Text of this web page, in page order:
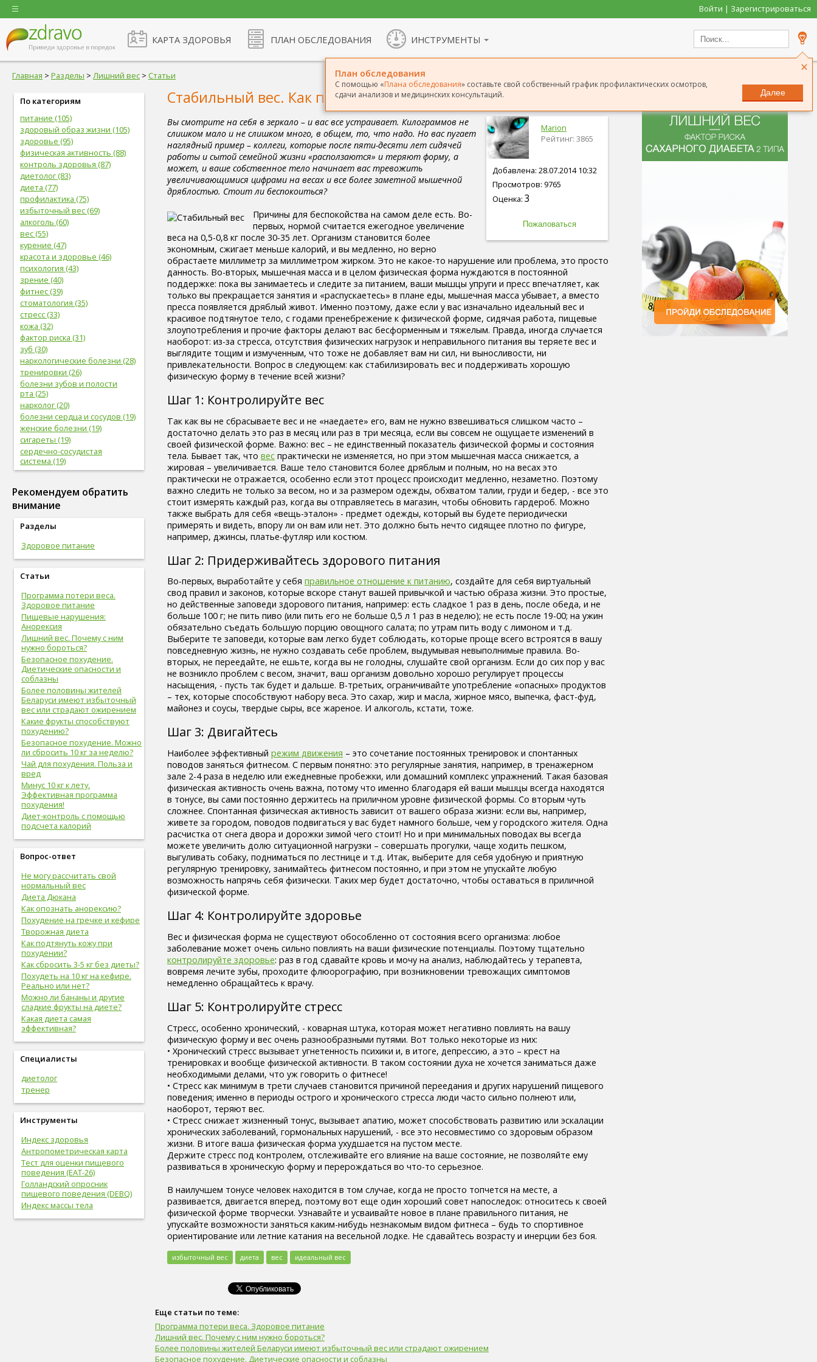
Войти | Зарегистрироваться
КАРТА ЗДОРОВЬЯ ПЛАН ОБСЛЕДОВАНИЯ ИНСТРУМЕНТЫ
×
План обследования
С помощью «Плана обследования» составьте свой собственный график профилактических осмотров,
сдачи анализов и медицинских консультаций.
Далее
Главная > Разделы > Лишний вес > Статьи
По категориям
питание (105)
здоровый образ жизни (105)
здоровье (95)
физическая активность (88)
контроль здоровья (87)
диетолог (83)
диета (77)
профилактика (75)
избыточный вес (69)
алкоголь (60)
вес (55)
курение (47)
красота и здоровье (46)
психология (43)
зрение (40)
фитнес (39)
стоматология (35)
стресс (33)
кожа (32)
фактор риска (31)
зуб (30)
наркологические болезни (28)
тренировки (26)
болезни зубов и полости
рта (25)
нарколог (20)
болезни сердца и сосудов (19)
женские болезни (19)
сигареты (19)
сердечно-сосудистая
система (19)
женское здоровье (18)
спорт (17)
женская половая система (17)
лабораторные
здоровые привычки (16)
волосы (15)
витамины (14)
алкоголизм (13)
центральная нервная
система (13)
онкологические болезни (12)
инструментальное
исследование (11)
идеальный вес (11)
упражнения (11)
овощи (11)
мужская половая система (10)
психолог (10)
психотерапевт (10)
стоматолог (9)
психотерапия (9)
болезни молочных желез (9)
молочная железа (9)
пищеварительная система (9)
фрукты (9)
спорт в большом городе (9)
дыхательная система (8)
вредные привычки (8)
беременность (8)
система (8)
болезни желудочно-кишечного
тракта (8)
болезни опорно-двигательной
системы, травмы (8)
инфекционные болезни (8)
болезни органов дыхания (7)
урологические болезни (7)
мужские болезни (7)
антропометрия (7)
рот (7)
очки (7)
отбеливание зубов (7)
эндокринная система (7)
потенция (7)
депрессия (7)
прививки (6)
скрининг (6)
легкие (6)
сахар (6)
сигара (6)
лабораторный показатель (6)
первая помощь (6)
вегетарианство (6)
психические болезни (6)
онколог (5)
офтальмолог (5)
лечение (5)
закаливание (5)
Рекомендуем обратить
внимание
Разделы
Здоровое питание
Статьи
Программа потери веса.
Здоровое питание
Пищевые нарушения:
Анорексия
Лишний вес. Почему с ним
нужно бороться?
Безопасное похудение.
Диетические опасности и
соблазны
Более половины жителей
Беларуси имеют избыточный
вес или страдают ожирением
Какие фрукты способствуют
похудению?
Безопасное похудение. Можно
ли сбросить 10 кг за неделю?
Чай для похудения. Польза и
вред
Минус 10 кг к лету.
Эффективная программа
похудения!
Диет-контроль с помощью
подсчета калорий
Вопрос-ответ
Не могу рассчитать свой
нормальный вес
Диета Дюкана
Как опознать анорексию?
Похудение на гречке и кефире
Творожная диета
Как подтянуть кожу при
похудении?
Как сбросить 3-5 кг без диеты?
Похудеть на 10 кг на кефире.
Реально или нет?
Можно ли бананы и другие
сладкие фрукты на диете?
Какая диета самая
эффективная?
Специалисты
диетолог
тренер
Инструменты
Индекс здоровья
Антропометрическая карта
Тест для оценки пищевого
поведения (EAT-26)
Голландский опросник
пищевого поведения (DEBQ)
Индекс массы тела
Стабильный вес. Как поддерживать его в течение всей жизни?
Marion
Рейтинг: 3865
Добавлена: 28.07.2014 10:32
Просмотров: 9765
Оценка: 3
Вы смотрите на себя в зеркало – и вас все устраивает. Килограммов не
слишком мало и не слишком много, в общем, то, что надо. Но вас пугает
наглядный пример – коллеги, которые после пяти-десяти лет сидячей
работы и сытой семейной жизни «расползаются» и теряют форму, а
может, и ваше собственное тело начинает вас тревожить
увеличивающимися цифрами на весах и все более заметной мышечной
дряблостью. Стоит ли беспокоиться?
Причины для беспокойства на самом деле есть. Во-
первых, нормой считается ежегодное увеличение
веса на 0,5-0,8 кг после 30-35 лет. Организм становится более
экономным, сжигает меньше калорий, и вы медленно, но верно
обрастаете миллиметр за миллиметром жирком. Это не какое-то нарушение или проблема, это просто
данность. Во-вторых, мышечная масса и в целом физическая форма нуждаются в постоянной
поддержке: пока вы занимаетесь и следите за питанием, ваши мышцы упруги и пресс впечатляет, как
только вы прекращается занятия и «распускаетесь» в плане еды, мышечная масса убывает, а вместо
пресса появляется дряблый живот. Именно поэтому, даже если у вас изначально идеальный вес и
красивое подтянутое тело, с годами пренебрежение к физической форме, сидячая работа, пищевые
злоупотребления и прочие факторы делают вас бесформенным и тяжелым. Правда, иногда случается
наоборот: из-за стресса, отсутствия физических нагрузок и неправильного питания вы теряете вес и
выглядите тощим и измученным, что тоже не добавляет вам ни сил, ни выносливости, ни
привлекательности. Вопрос в следующем: как стабилизировать вес и поддерживать хорошую
физическую форму в течение всей жизни?
Шаг 1: Контролируйте вес
Так как вы не сбрасываете вес и не «наедаете» его, вам не нужно взвешиваться слишком часто –
достаточно делать это раз в месяц или раз в три месяца, если вы совсем не ощущаете изменений в
своей физической форме. Важно: вес – не единственный показатель физической формы и состояния
тела. Бывает так, что вес практически не изменяется, но при этом мышечная масса снижается, а
жировая – увеличивается. Ваше тело становится более дряблым и полным, но на весах это
практически не отражается, особенно если этот процесс происходит медленно, незаметно. Поэтому
важно следить не только за весом, но и за размером одежды, обхватом талии, груди и бедер, - все это
стоит измерять каждый раз, когда вы отправляетесь в магазин, чтобы обновить гардероб. Можно
также выбрать для себя «вещь-эталон» - предмет одежды, который вы будете периодически
примерять и видеть, впору ли он вам или нет. Это должно быть нечто сидящее плотно по фигуре,
например, джинсы, платье-футляр или костюм.
Шаг 2: Придерживайтесь здорового питания
Во-первых, выработайте у себя правильное отношение к питанию, создайте для себя виртуальный
свод правил и законов, которые вскоре станут вашей привычкой и частью образа жизни. Это простые,
но действенные заповеди здорового питания, например: есть сладкое 1 раз в день, после обеда, и не
больше 100 г; не пить пиво (или пить его не больше 0,5 л 1 раз в неделю); не есть после 19-00; на ужин
обязательно съедать большую порцию овощного салата; по утрам пить воду с лимоном и т.д.
Выберите те заповеди, которые вам легко будет соблюдать, которые проще всего встроятся в вашу
повседневную жизнь, не нужно создавать себе проблем, выдумывая невыполнимые правила. Во-
вторых, не переедайте, не ешьте, когда вы не голодны, слушайте свой организм. Если до сих пор у вас
не возникло проблем с весом, значит, ваш организм довольно хорошо регулирует процессы
насыщения, - пусть так будет и дальше. В-третьих, ограничивайте употребление «опасных» продуктов
– тех, которые способствуют набору веса. Это сахар, жир и масла, жирное мясо, выпечка, фаст-фуд,
майонез и соусы, твердые сыры, все жареное. И алкоголь, кстати, тоже.
Шаг 3: Двигайтесь
Наиболее эффективный режим движения – это сочетание постоянных тренировок и спонтанных
поводов заняться фитнесом. С первым понятно: это регулярные занятия, например, в тренажерном
зале 2-4 раза в неделю или ежедневные пробежки, или домашний комплекс упражнений. Такая базовая
физическая активность очень важна, потому что именно благодаря ей ваши мышцы всегда находятся
в тонусе, вы сами постоянно держитесь на приличном уровне физической формы. Со вторым чуть
сложнее. Спонтанная физическая активность зависит от вашего образа жизни: если вы, например,
живете за городом, поводов подвигаться у вас будет намного больше, чем у городского жителя. Одна
расчистка от снега двора и дорожки зимой чего стоит! Но и при минимальных поводах вы всегда
можете увеличить долю ситуационной нагрузки – совершать прогулки, чаще ходить пешком,
выгуливать собаку, подниматься по лестнице и т.д. Итак, выберите для себя удобную и приятную
регулярную тренировку, занимайтесь фитнесом постоянно, и при этом не упускайте любую
возможность напрячь себя физически. Таких мер будет достаточно, чтобы оставаться в приличной
физической форме.
Шаг 4: Контролируйте здоровье
Вес и физическая форма не существуют обособленно от состояния всего организма: любое
заболевание может очень сильно повлиять на ваши физические потенциалы. Поэтому тщательно
контролируйте здоровье: раз в год сдавайте кровь и мочу на анализ, наблюдайтесь у терапевта,
вовремя лечите зубы, проходите флюорографию, при возникновении тревожащих симптомов
немедленно обращайтесь к врачу.
Шаг 5: Контролируйте стресс
Стресс, особенно хронический, - коварная штука, которая может негативно повлиять на вашу
физическую форму и вес очень разнообразными путями. Вот только некоторые из них:
• Хронический стресс вызывает угнетенность психики и, в итоге, депрессию, а это – крест на
тренировках и вообще физической активности. В таком состоянии духа не хочется заниматься даже
необходимыми делами, что уж говорить о фитнесе!
• Стресс как минимум в трети случаев становится причиной переедания и других нарушений пищевого
поведения; именно в периоды острого и хронического стресса люди часто сильно полнеют или,
наоборот, теряют вес.
• Стресс снижает жизненный тонус, вызывает апатию, может способствовать развитию или эскалации
хронических заболеваний, гормональных нарушений, - все это несовместимо со здоровым образом
жизни. В итоге ваша физическая форма ухудшается на пустом месте.
Держите стресс под контролем, отслеживайте его влияние на ваше состояние, не позволяйте ему
развиваться в хроническую форму и перерождаться во что-то серьезное.
В наилучшем тонусе человек находится в том случае, когда не просто топчется на месте, а
развивается, двигается вперед, поэтому вот еще один хороший совет напоследок: относитесь к своей
физической форме творчески. Узнавайте и усваивайте новое в плане правильного питания, не
упускайте возможности заняться каким-нибудь незнакомым видом фитнеса – будь то спортивное
ориентирование или летние катания на весельной лодке. Не сдавайтесь возрасту и инерции без боя.
избыточный вес диета вес идеальный вес
Еще статьи по теме:
Программа потери веса. Здоровое питание
Лишний вес. Почему с ним нужно бороться?
Более половины жителей Беларуси имеют избыточный вес или страдают ожирением
Безопасное похудение. Диетические опасности и соблазны